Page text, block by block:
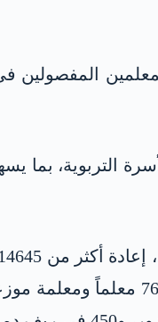
المفصولين
التربوية، بما